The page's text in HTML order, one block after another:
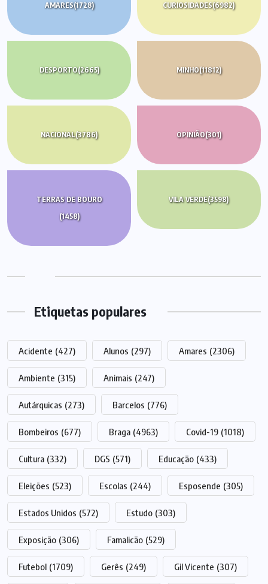
AMARES(1728) CURIOSIDADES(6982)
DESPORTO(2665) MINHO(11812)
NACIONAL(3786) OPINIÃO(301)
TERRAS DE BOURO
(1458)
VILA VERDE(3598)
Etiquetas populares
Acidente (427) Alunos (297) Amares (2306)
Ambiente (315) Animais (247)
Autárquicas (273) Barcelos (776)
Bombeiros (677) Braga (4963) Covid-19 (1018)
Cultura (332) DGS (571) Educação (433)
Eleições (523) Escolas (244) Esposende (305)
Estados Unidos (572) Estudo (303)
Exposição (306) Famalicão (529)
Futebol (1709) Gerês (249) Gil Vicente (307)